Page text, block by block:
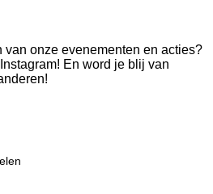
onze evenementen en acties?
En word je blij van